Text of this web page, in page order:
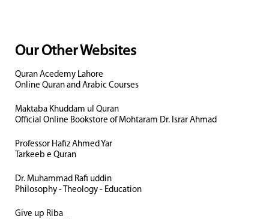
Our Other Websites
Quran Acedemy Lahore
Online Quran and Arabic Courses
Maktaba Khuddam ul Quran
Official Online Bookstore of Mohtaram Dr. Israr Ahmad
Professor Hafiz Ahmed Yar
Tarkeeb e Quran
Dr. Muhammad Rafi uddin
Philosophy - Theology - Education
Give up Riba